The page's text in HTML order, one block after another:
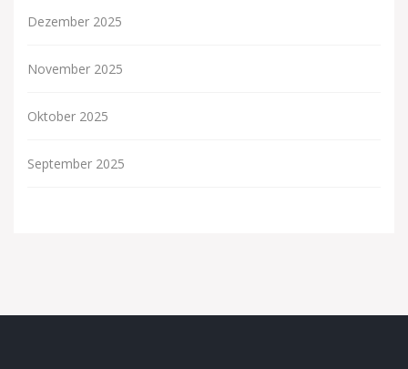
Dezember 2025
November 2025
Oktober 2025
September 2025